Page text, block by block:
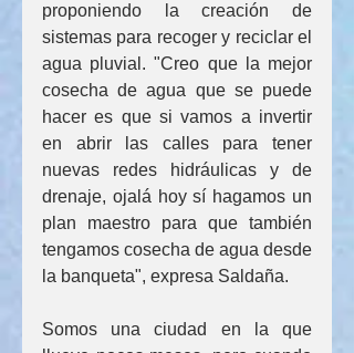
proponiendo la creación de
sistemas para recoger y reciclar el
agua pluvial. "Creo que la mejor
cosecha de agua que se puede
hacer es que si vamos a invertir
en abrir las calles para tener
nuevas redes hidráulicas y de
drenaje, ojalá hoy sí hagamos un
plan maestro para que también
tengamos cosecha de agua desde
la banqueta", expresa Saldaña.
Somos una ciudad en la que